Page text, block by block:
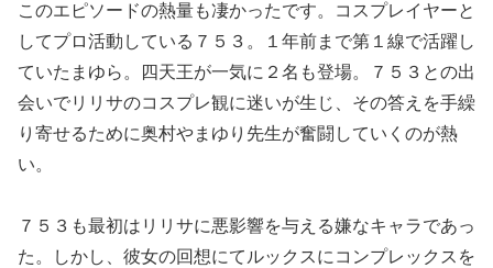
このエピソードの熱量も凄かったです。コスプレイヤーと
してプロ活動している７５３。１年前まで第１線で活躍し
ていたまゆら。四天王が一気に２名も登場。７５３との出
会いでリリサのコスプレ観に迷いが生じ、その答えを手繰
り寄せるために奥村やまゆり先生が奮闘していくのが熱
い。
７５３も最初はリリサに悪影響を与える嫌なキャラであっ
た。しかし、彼女の回想にてルックスにコンプレックスを